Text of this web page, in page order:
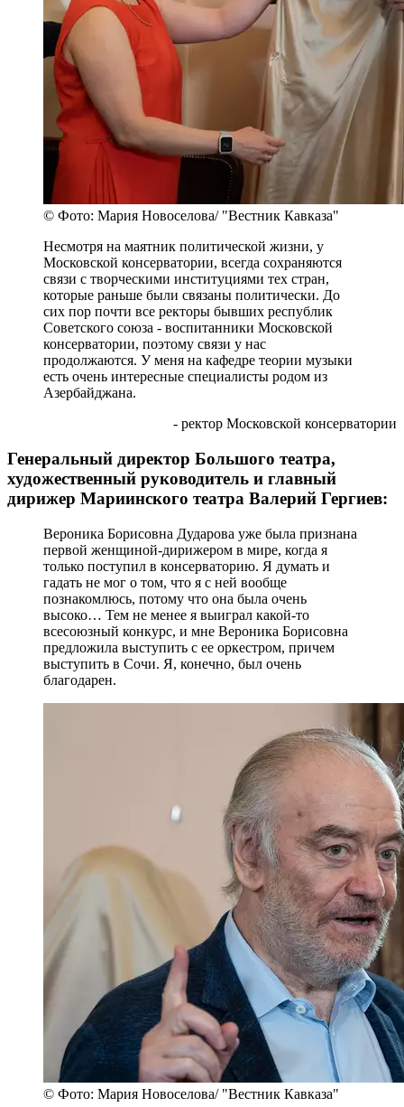
© Фото: Мария Новоселова/ "Вестник Кавказа"
Несмотря на маятник политической жизни, у
Московской консерватории, всегда сохраняются
связи с творческими институциями тех стран,
которые раньше были связаны политически. До
сих пор почти все ректоры бывших республик
Советского союза - воспитанники Московской
консерватории, поэтому связи у нас
продолжаются. У меня на кафедре теории музыки
есть очень интересные специалисты родом из
Азербайджана.
- ректор Московской консерватории
Генеральный директор Большого театра,
художественный руководитель и главный
дирижер Мариинского театра Валерий Гергиев:
Вероника Борисовна Дударова уже была признана
первой женщиной-дирижером в мире, когда я
только поступил в консерваторию. Я думать и
гадать не мог о том, что я с ней вообще
познакомлюсь, потому что она была очень
высоко… Тем не менее я выиграл какой-то
всесоюзный конкурс, и мне Вероника Борисовна
предложила выступить с ее оркестром, причем
выступить в Сочи. Я, конечно, был очень
благодарен.
© Фото: Мария Новоселова/ "Вестник Кавказа"